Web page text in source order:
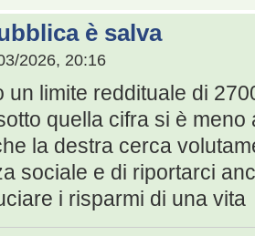
è salva
2026, 20:16
un limite reddituale di
quella cifra si è
la destra cerca
sociale e di riportarci
i risparmi di una vita